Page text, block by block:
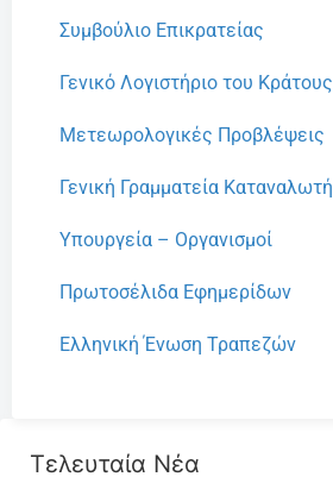
Συμβούλιο Επικρατείας
Γενικό Λογιστήριο του Κράτους
Μετεωρολογικές Προβλέψεις
Γενική Γραμματεία Καταναλωτή
Υπουργεία – Οργανισμοί
Πρωτοσέλιδα Εφημερίδων
Ελληνική Ένωση Τραπεζών
Τελευταία Νέα